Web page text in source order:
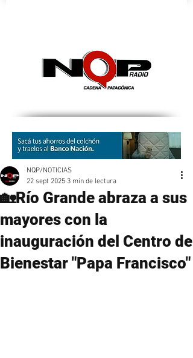
🏡Río Grande abraza a sus
mayores con la
inauguración del Centro de
Bienestar "Papa Francisco"
NQP/NOTICIAS
22 sept 2025 3 min de lectura